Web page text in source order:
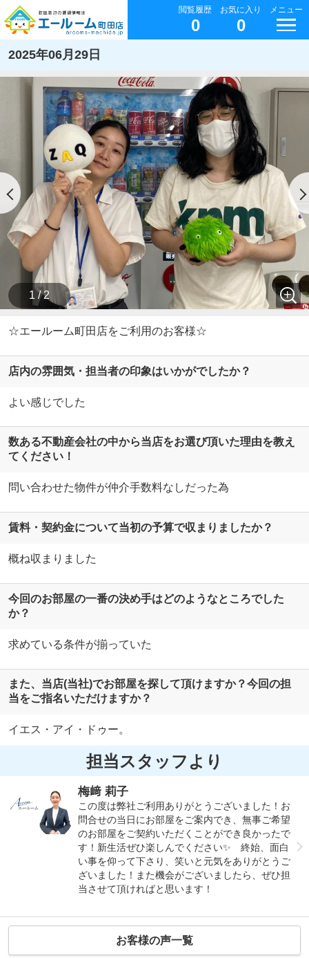
閲覧履歴
0
お気に入り
0
メニュー
2025年06月29日
1 / 2
☆エールーム町田店をご利用のお客様☆
店内の雰囲気・担当者の印象はいかがでしたか？
よい感じでした
数ある不動産会社の中から当店をお選び頂いた理由を教え
てください！
問い合わせた物件が仲介手数料なしだった為
賃料・契約金について当初の予算で収まりましたか？
概ね収まりました
今回のお部屋の一番の決め手はどのようなところでした
か？
求めている条件が揃っていた
また、当店(当社)でお部屋を探して頂けますか？今回の担
当をご指名いただけますか？
イエス・アイ・ドゥー。
担当スタッフより
梅﨑 莉子
この度は弊社ご利用ありがとうございました！お
問合せの当日にお部屋をご案内でき、無事ご希望
のお部屋をご契約いただくことができ良かったで
す！新生活ぜひ楽しんでください✨ 終始、面白
い事を仰って下さり、笑いと元気をありがとうご
ざいました！また機会がございましたら、ぜひ担
当させて頂ければと思います！
お客様の声一覧